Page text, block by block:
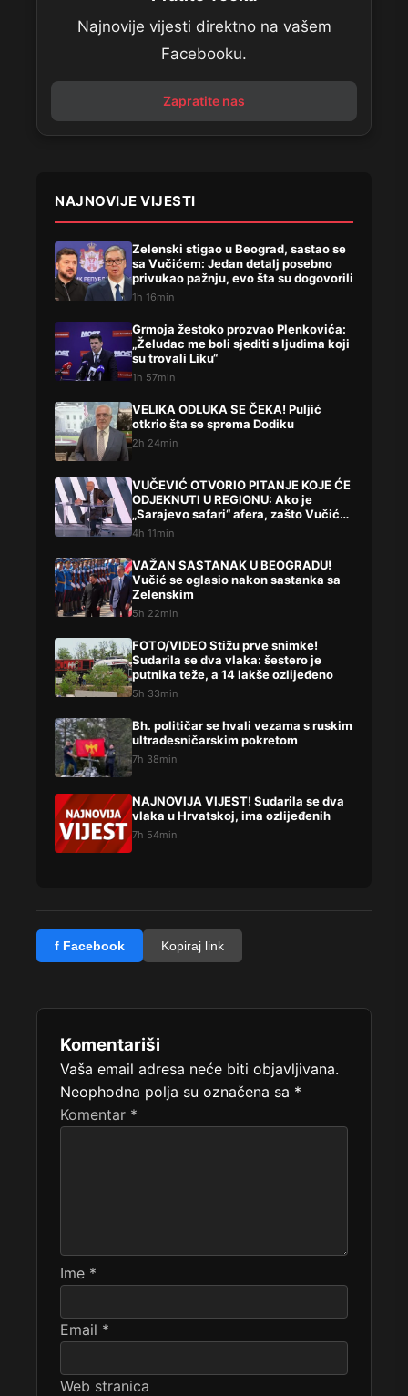
Najnovije vijesti direktno na vašem
Facebooku.
Zapratite nas
NAJNOVIJE VIJESTI
Zelenski stigao u Beograd, sastao se
sa Vučićem: Jedan detalj posebno
privukao pažnju, evo šta su dogovorili
1h 16min
Grmoja žestoko prozvao Plenkovića:
„Želudac me boli sjediti s ljudima koji
su trovali Liku“
1h 57min
VELIKA ODLUKA SE ČEKA! Puljić
otkrio šta se sprema Dodiku
2h 24min
VUČEVIĆ OTVORIO PITANJE KOJE ĆE
ODJEKNUTI U REGIONU: Ako je
„Sarajevo safari“ afera, zašto Vučića
niste procesuirali?!
4h 11min
VAŽAN SASTANAK U BEOGRADU!
Vučić se oglasio nakon sastanka sa
Zelenskim
5h 22min
FOTO/VIDEO Stižu prve snimke!
Sudarila se dva vlaka: šestero je
putnika teže, a 14 lakše ozlijeđeno
5h 33min
Bh. političar se hvali vezama s ruskim
ultradesničarskim pokretom
7h 38min
NAJNOVIJA VIJEST! Sudarila se dva
vlaka u Hrvatskoj, ima ozlijeđenih
7h 54min
f Facebook Kopiraj link
Komentariši
Vaša email adresa neće biti objavljivana.
Neophodna polja su označena sa *
Komentar *
Ime *
Email *
Web stranica